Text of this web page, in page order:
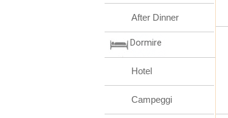
After Dinner
Dormire
Hotel
Campeggi